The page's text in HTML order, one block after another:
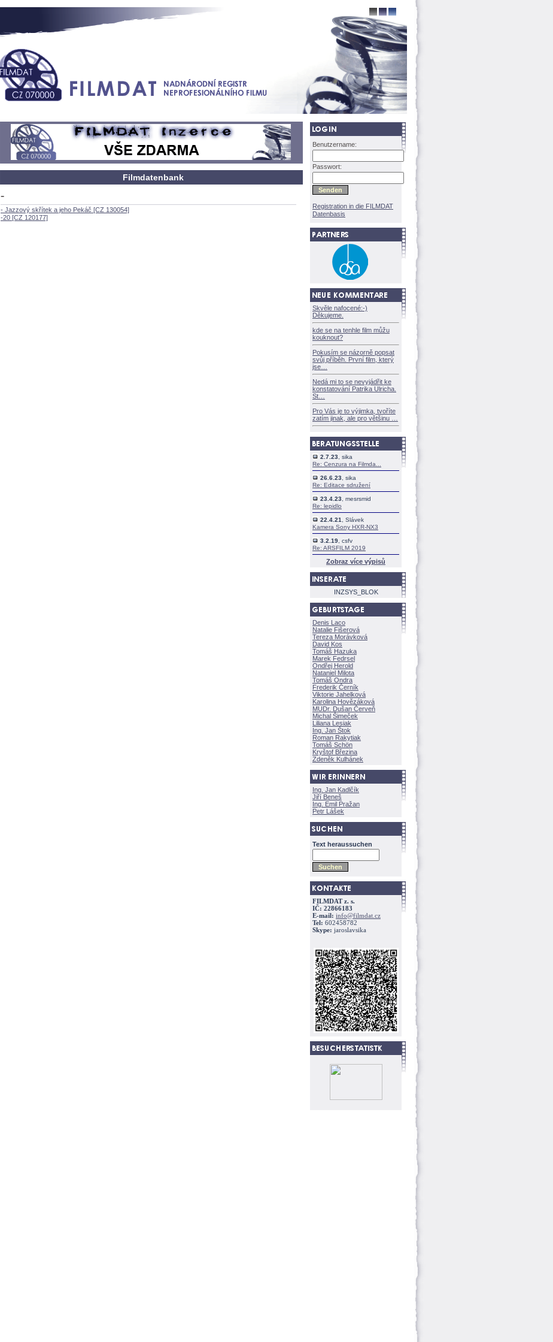
Filmdatenbank
-
- Jazzový skřítek a jeho Pekáč [CZ 130054]
-20 [CZ 120177]
Benutzername:
Passwort:
Registration in die FILMDAT
Datenbasis
Skvěle nafocené:-)
Děkujeme.
kde se na tenhle film můžu
kouknout?
Pokusím se názorně popsat
svůj příběh. První film, který
jse
Nedá mi to se nevyjádřit ke
konstatování Patrika Ulricha.
St
Pro Vás je to výjimka, tvoříte
zatím jinak, ale pro většinu
2.7.23 , sika
Re: Cenzura na Filmda...
26.6.23 , sika
Re: Editace sdružení
23.4.23 , mesrsmid
Re: lepidlo
22.4.21
, Slávek
Kamera Sony HXR-NX3
3.2.19 , csfv
Re: ARSFILM 2019
Zobraz více výpisů
INZSYS_BLOK
Denis Laco
Natalie Fišerov
Tereza Morávkov
David Kos
Tomáš Hazuka
Marek Fedrsel
Ondřej Herold
Nataniel Milota
Tomáš Ondra
Frederik Černík
Viktorie Jahelkov
Karolina Hovězákov
MUDr. Dušan Červeň
Michal Šimeček
Liliana Lesiak
Ing. Jan Štok
Roman Rakytiak
Tomáš Schön
Kryštof Březina
Zdeněk Kulhánek
Ing. Jan Kadlčík
Jiří Bene
Ing. Emil Pražan
Petr Lášek
Text heraussuchen
FILMDAT z. s.
IČ: 22866183
E-mail: info@filmdat.cz
Tel: 602458782
Skype: jaroslavsika